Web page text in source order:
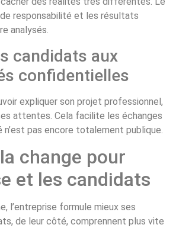
responsabilité et les résultats
analysés.
candidats aux
confidentielles
expliquer son projet professionnel,
attentes. Cela facilite les échanges
n’est pas encore totalement publique.
change pour
et les candidats
l’entreprise formule mieux ses
de leur côté, comprennent plus vite